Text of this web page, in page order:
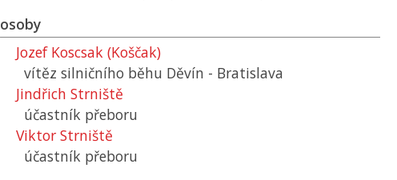
osoby
Jozef Koscsak (Koščak)
vítěz silničního běhu Děvín - Bratislava
Jindřich Strniště
účastník přeboru
Viktor Strniště
účastník přeboru